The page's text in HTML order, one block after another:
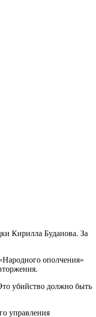
Кирилла Буданова. За
ополчения»
убийство должно быть
управления